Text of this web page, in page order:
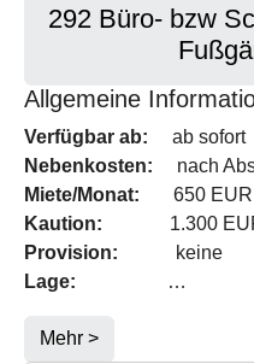
292 Büro- bzw
Allgemeine
Verfügbar ab:
ab sofort
Nebenkosten: nach
Miete/Monat: 650 EUR
Kaution: 1.300
Provision: keine
Lage: …
Mehr >